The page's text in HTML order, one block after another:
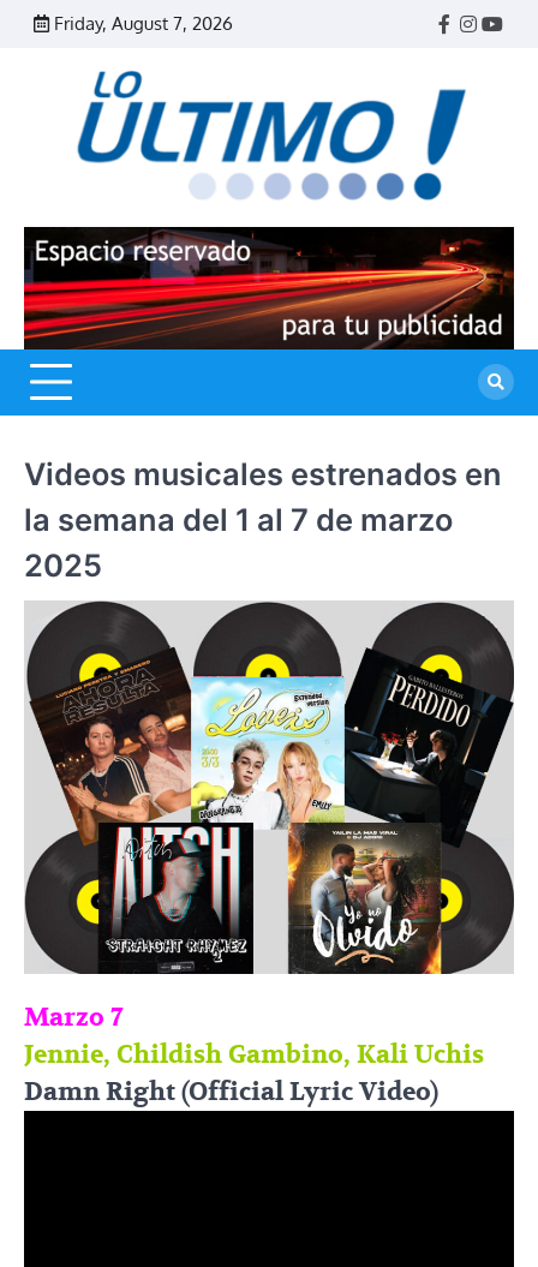
Skip
Friday, August 7, 2026
Facebook
Videos musicales estrenados en
la semana del 1 al 7 de marzo
2025
Marzo 7
Jennie, Childish Gambino, Kali Uchis
Damn Right (Official Lyric Video)